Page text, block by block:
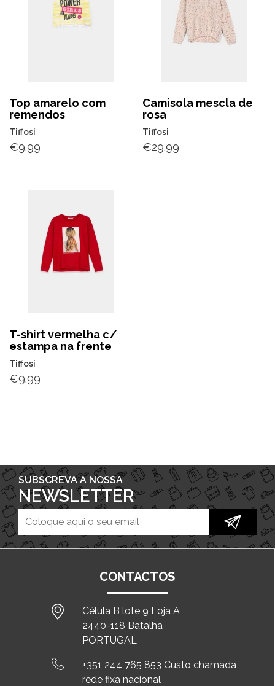
Top amarelo com
remendos
Tiffosi
€9.99
Camisola mescla de
rosa
Tiffosi
€29.99
T-shirt vermelha c/
estampa na frente
Tiffosi
€9.99
SUBSCREVA A NOSSA
NEWSLETTER
CONTACTOS
Célula B lote 9 Loja A
2440-118 Batalha
PORTUGAL
+351 244 765 853 Custo chamada
rede fixa nacional